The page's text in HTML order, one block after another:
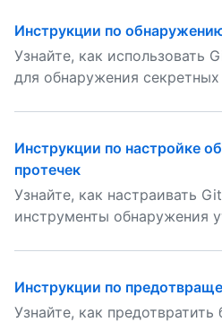
Инструкции по
Узнайте, как использовать
для обнаружения секретных
Инструкции по настройке
протечек
Узнайте, как настраивать
инструменты обнаружения
Инструкции по
Узнайте, как